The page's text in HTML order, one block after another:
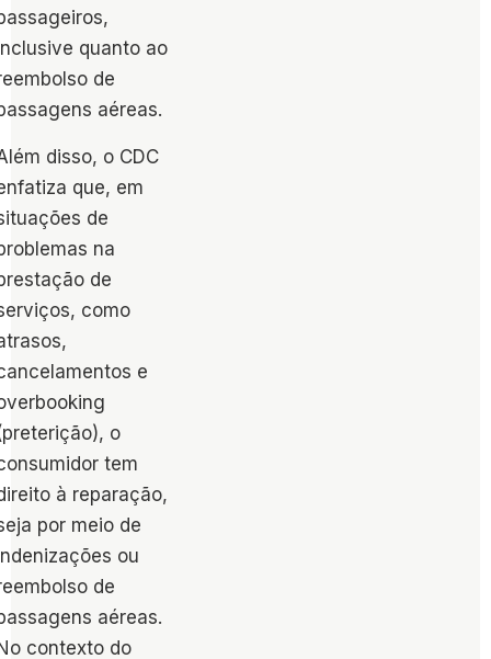
quanto ao
de
aéreas.
disso, o CDC
que, em
de
na
de
como
e
o
tem
à reparação,
por meio de
ou
de
aéreas.
contexto do